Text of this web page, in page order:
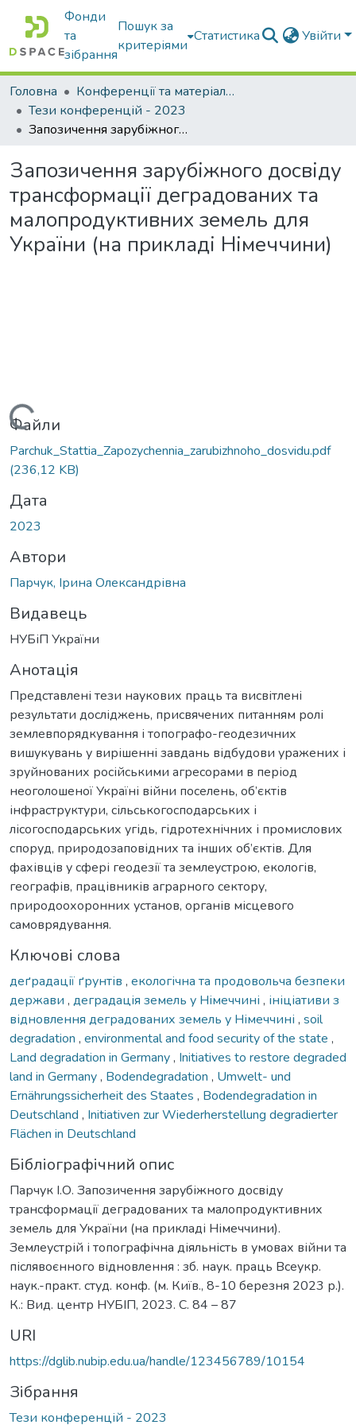
Фонди
та
зібрання
Пошук за
критеріями
Статистика Увійти
Головна
Конференції та матеріали конференцій
Тези конференцій - 2023
Запозичення зарубіжного досвіду трансформації деградованих та малопродуктивних земель для України (на прикладі Німеччини)
Запозичення зарубіжного досвіду
трансформації деградованих та
малопродуктивних земель для
України (на прикладі Німеччини)
Вантажиться...
Файли
Parchuk_Stattia_Zapozychennia_zarubizhnoho_dosvidu.pdf
(236,12 KB)
Дата
2023
Автори
Парчук, Ірина Олександрівна
Видавець
НУБіП України
Анотація
Представлені тези наукових праць та висвітлені
результати досліджень, присвячених питанням ролі
землевпорядкування і топографо-геодезичних
вишукувань у вирішенні завдань відбудови уражених і
зруйнованих російськими агресорами в період
неоголошеної Україні війни поселень, об’єктів
інфраструктури, сільськогосподарських і
лісогосподарських угідь, гідротехнічних і промислових
споруд, природозаповідних та інших об’єктів. Для
фахівців у сфері геодезії та землеустрою, екологів,
географів, працівників аграрного сектору,
природоохоронних установ, органів місцевого
самоврядування.
Ключові слова
деґрадації ґрунтів , екологічна та продовольча безпеки
держави , деградація земель у Німеччині , ініціативи з
відновлення деградованих земель у Німеччині , soil
degradation , environmental and food security of the state ,
Land degradation in Germany, Initiatives to restore degraded
land in Germany, Bodendegradation , Umwelt- und
Ernährungssicherheit des Staates , Bodendegradation in
Deutschland , Initiativen zur Wiederherstellung degradierter
Flächen in Deutschland
Бібліографічний опис
Парчук І.О. Запозичення зарубіжного досвіду
трансформації деградованих та малопродуктивних
земель для України (на прикладі Німеччини).
Землеустрій і топографічна діяльність в умовах війни та
післявоєнного відновлення : зб. наук. праць Всеукр.
наук.-практ. студ. конф. (м. Київ., 8-10 березня 2023 р.).
К.: Вид. центр НУБІП, 2023. С. 84 – 87
URI
https://dglib.nubip.edu.ua/handle/123456789/10154
Зібрання
Тези конференцій - 2023